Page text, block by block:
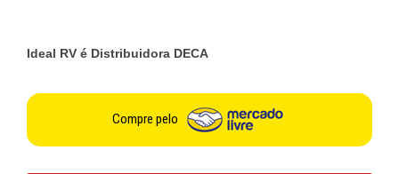
Ideal RV é Distribuidora DECA
Compre pelo